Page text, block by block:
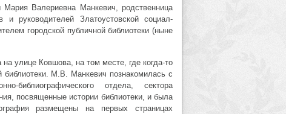
Валериевна Манкевич, родственница
руководителей Златоустовской социал-
городской публичной библиотеки (ныне
улице Ковшова, на том месте, где когда-то
М.В. Манкевич познакомилась с
библиографического отдела, сектора
посвященные истории библиотеки, и была
размещены на первых страницах